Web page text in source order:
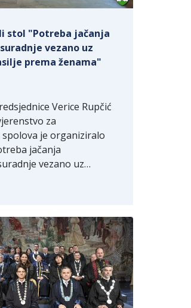
stol "Potreba jačanja
vezano uz
prema ženama"
Verice Rupčić
za
je organiziralo
jačanja
vezano uz…